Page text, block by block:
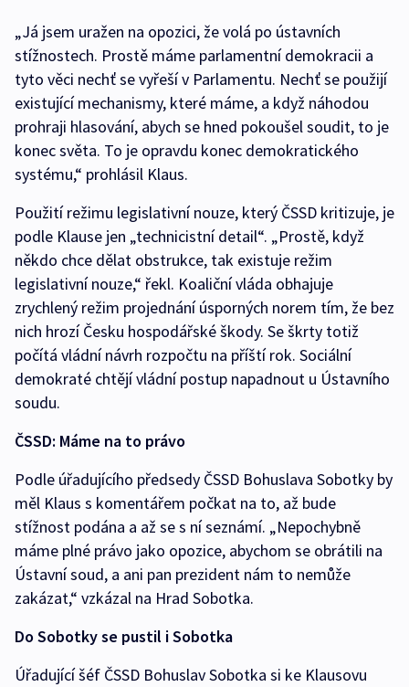
„Já jsem uražen na opozici, že volá po ústavních
stížnostech. Prostě máme parlamentní demokracii a
tyto věci nechť se vyřeší v Parlamentu. Nechť se použijí
existující mechanismy, které máme, a když náhodou
prohraji hlasování, abych se hned pokoušel soudit, to je
konec světa. To je opravdu konec demokratického
systému,“ prohlásil Klaus.
Použití režimu legislativní nouze, který ČSSD kritizuje, je
podle Klause jen „technicistní detail“. „Prostě, když
někdo chce dělat obstrukce, tak existuje režim
legislativní nouze,“ řekl. Koaliční vláda obhajuje
zrychlený režim projednání úsporných norem tím, že bez
nich hrozí Česku hospodářské škody. Se škrty totiž
počítá vládní návrh rozpočtu na příští rok. Sociální
demokraté chtějí vládní postup napadnout u Ústavního
soudu.
ČSSD: Máme na to právo
Podle úřadujícího předsedy ČSSD Bohuslava Sobotky by
měl Klaus s komentářem počkat na to, až bude
stížnost podána a až se s ní seznámí. „Nepochybně
máme plné právo jako opozice, abychom se obrátili na
Ústavní soud, a ani pan prezident nám to nemůže
zakázat,“ vzkázal na Hrad Sobotka.
Do Sobotky se pustil i Sobotka
Úřadující šéf ČSSD Bohuslav Sobotka si ke Klausovu